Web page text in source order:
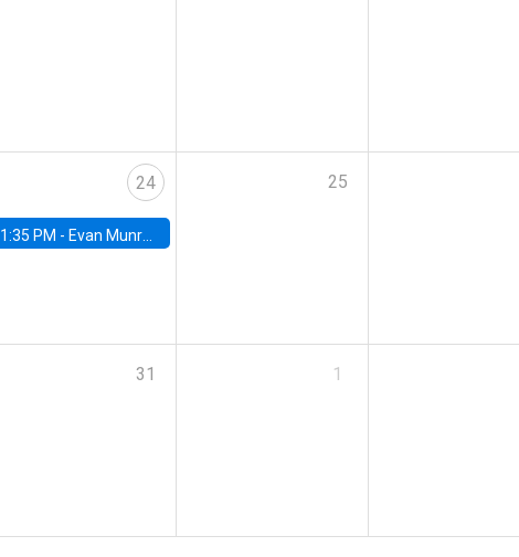
24
1:35 PM - Evan Munro, Neyman Visiting Assistant Professor in the Department of Statistics at UC Berkeley
25
31 1